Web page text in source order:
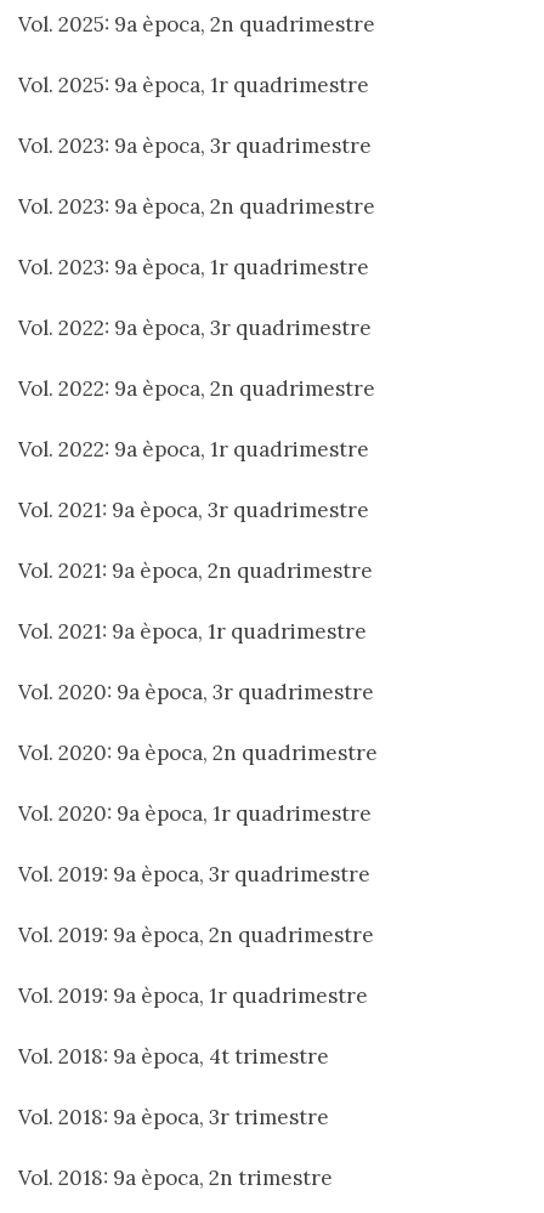
Vol. 2025: 9a època, 2n quadrimestre
Vol. 2025: 9a època, 1r quadrimestre
Vol. 2023: 9a època, 3r quadrimestre
Vol. 2023: 9a època, 2n quadrimestre
Vol. 2023: 9a època, 1r quadrimestre
Vol. 2022: 9a època, 3r quadrimestre
Vol. 2022: 9a època, 2n quadrimestre
Vol. 2022: 9a època, 1r quadrimestre
Vol. 2021: 9a època, 3r quadrimestre
Vol. 2021: 9a època, 2n quadrimestre
Vol. 2021: 9a època, 1r quadrimestre
Vol. 2020: 9a època, 3r quadrimestre
Vol. 2020: 9a època, 2n quadrimestre
Vol. 2020: 9a època, 1r quadrimestre
Vol. 2019: 9a època, 3r quadrimestre
Vol. 2019: 9a època, 2n quadrimestre
Vol. 2019: 9a època, 1r quadrimestre
Vol. 2018: 9a època, 4t trimestre
Vol. 2018: 9a època, 3r trimestre
Vol. 2018: 9a època, 2n trimestre